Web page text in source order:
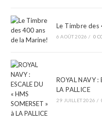
Le Timbre des
6 AOÛT 2026 / 0
ROYAL NAVY :
LA PALLICE
29 JUILLET 2026 /